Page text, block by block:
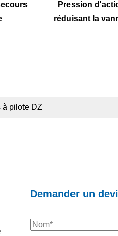
Pression
réduisant la
à pilote DZ
Demander un